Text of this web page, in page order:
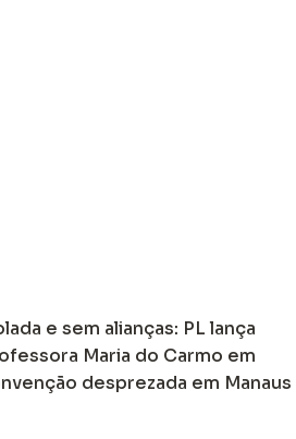
e sem alianças: PL lança
Maria do Carmo em
desprezada em Manaus